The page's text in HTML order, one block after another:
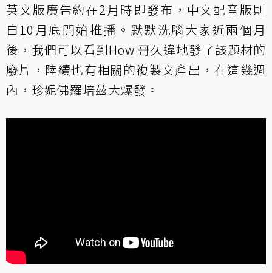
英文版廣告約在2月時即發布，中文配音版則
自10月底開始推播。默默洗腦大家近兩個月
後，我們可以看到How 哥久違地發了該題材的
廢片，陸續也有相關的複製文產出，在這幾週
內，珍妮佛羅培茲大爆發。